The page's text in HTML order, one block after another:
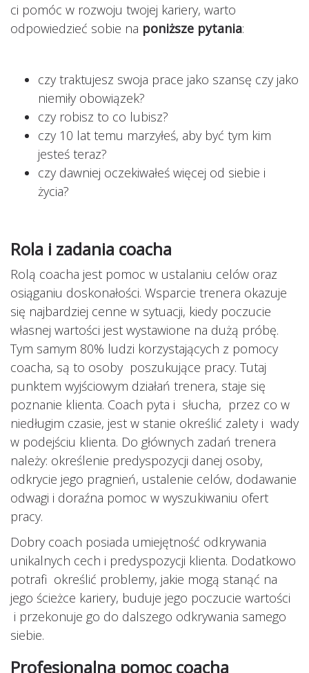
ci pomóc w rozwoju twojej kariery, warto
odpowiedzieć sobie na poniższe pytania:
czy traktujesz swoja prace jako szansę czy jako
niemiły obowiązek?
czy robisz to co lubisz?
czy 10 lat temu marzyłeś, aby być tym kim
jesteś teraz?
czy dawniej oczekiwałeś więcej od siebie i
życia?
Rola i zadania coacha
Rolą coacha jest pomoc w ustalaniu celów oraz
osiąganiu doskonałości. Wsparcie trenera okazuje
się najbardziej cenne w sytuacji, kiedy poczucie
własnej wartości jest wystawione na dużą próbę.
Tym samym 80% ludzi korzystających z pomocy
coacha, są to osoby poszukujące pracy. Tutaj
punktem wyjściowym działań trenera, staje się
poznanie klienta. Coach pyta i słucha, przez co w
niedługim czasie, jest w stanie określić zalety i wady
w podejściu klienta. Do głównych zadań trenera
należy: określenie predyspozycji danej osoby,
odkrycie jego pragnień, ustalenie celów, dodawanie
odwagi i doraźna pomoc w wyszukiwaniu ofert
pracy.
Dobry coach posiada umiejętność odkrywania
unikalnych cech i predyspozycji klienta. Dodatkowo
potrafi określić problemy, jakie mogą stanąć na
jego ścieżce kariery, buduje jego poczucie wartości
i przekonuje go do dalszego odkrywania samego
siebie.
Profesjonalna pomoc coacha